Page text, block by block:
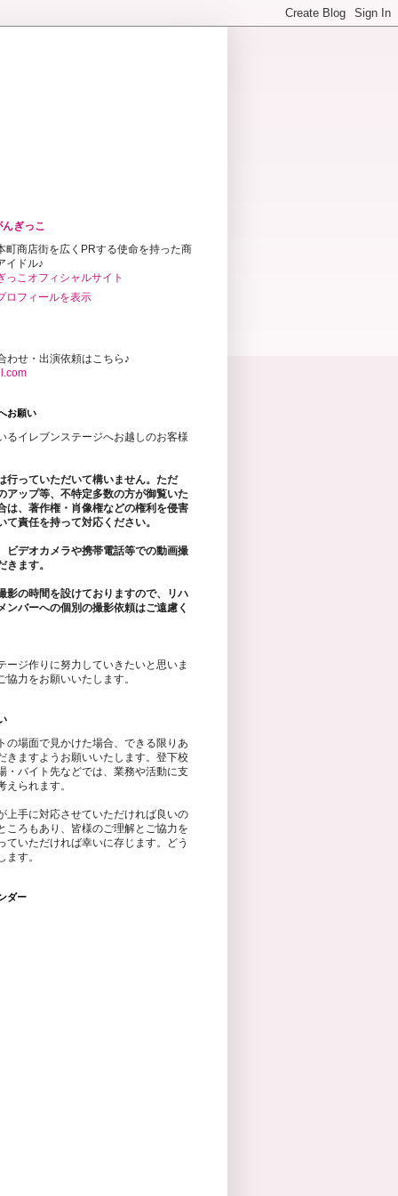
んぎっこ
町商店街を広くPRする使命を持った商
イドル♪
っこオフィシャルサイト
ロフィールを表示
わせ・出演依頼はこちら♪
お願い
るイレブンステージへお越しのお客様
行っていただいて構いません。ただ
アップ等、不特定多数の方が御覧いた
は、著作権・肖像権などの権利を侵害
責任を持って対応ください。
ビデオカメラや携帯電話等での動画撮
ます。
影の時間を設けておりますので、リハ
ンバーへの個別の撮影依頼はご遠慮く
ージ作りに努力していきたいと思いま
力をお願いいたします。
の場面で見かけた場合、できる限りあ
きますようお願いいたします。登下校
・バイト先などでは、業務や活動に支
られます。
上手に対応させていただければ良いの
ころもあり、皆様のご理解とご協力を
ていただければ幸いに存じます。どう
す。
ダー